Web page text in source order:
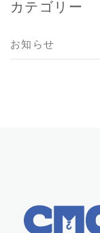
カテゴリー
お知らせ